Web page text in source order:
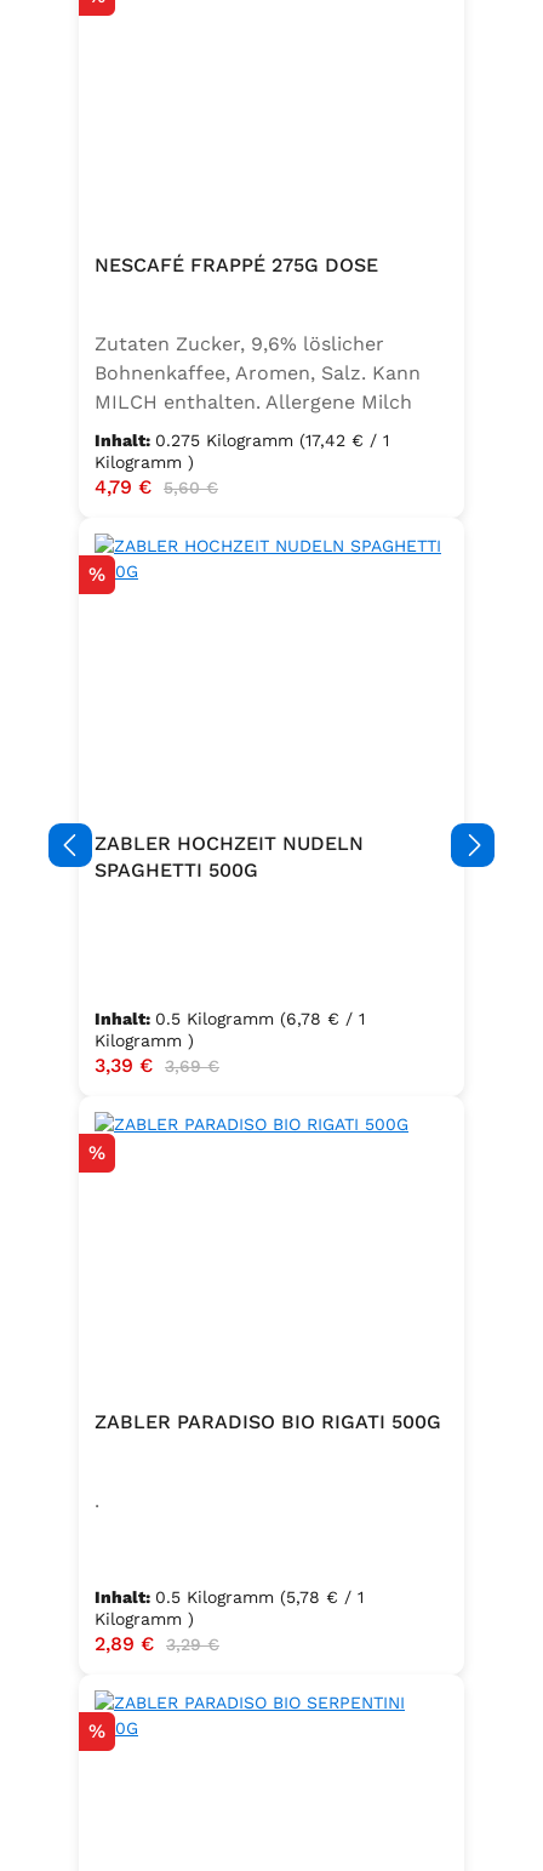
NESCAFÉ FRAPPÉ 275G DOSE
Zutaten Zucker, 9,6% löslicher
Bohnenkaffee, Aromen, Salz. Kann
MILCH enthalten. Allergene Milch
und daraus gewonnene Erzeugnisse
Inhalt: 0.275 Kilogramm (17,42 € / 1
Kilogramm )
Verkaufspreis:
4,79 € Regulärer Preis:
5,60 €
Rabatt
%
ZABLER HOCHZEIT NUDELN
SPAGHETTI 500G
Inhalt: 0.5 Kilogramm (6,78 € / 1
Kilogramm )
Verkaufspreis:
3,39 € Regulärer Preis:
3,69 €
Rabatt
%
ZABLER PARADISO BIO RIGATI 500G
.
Inhalt: 0.5 Kilogramm (5,78 € / 1
Kilogramm )
Verkaufspreis:
2,89 € Regulärer Preis:
3,29 €
Rabatt
%